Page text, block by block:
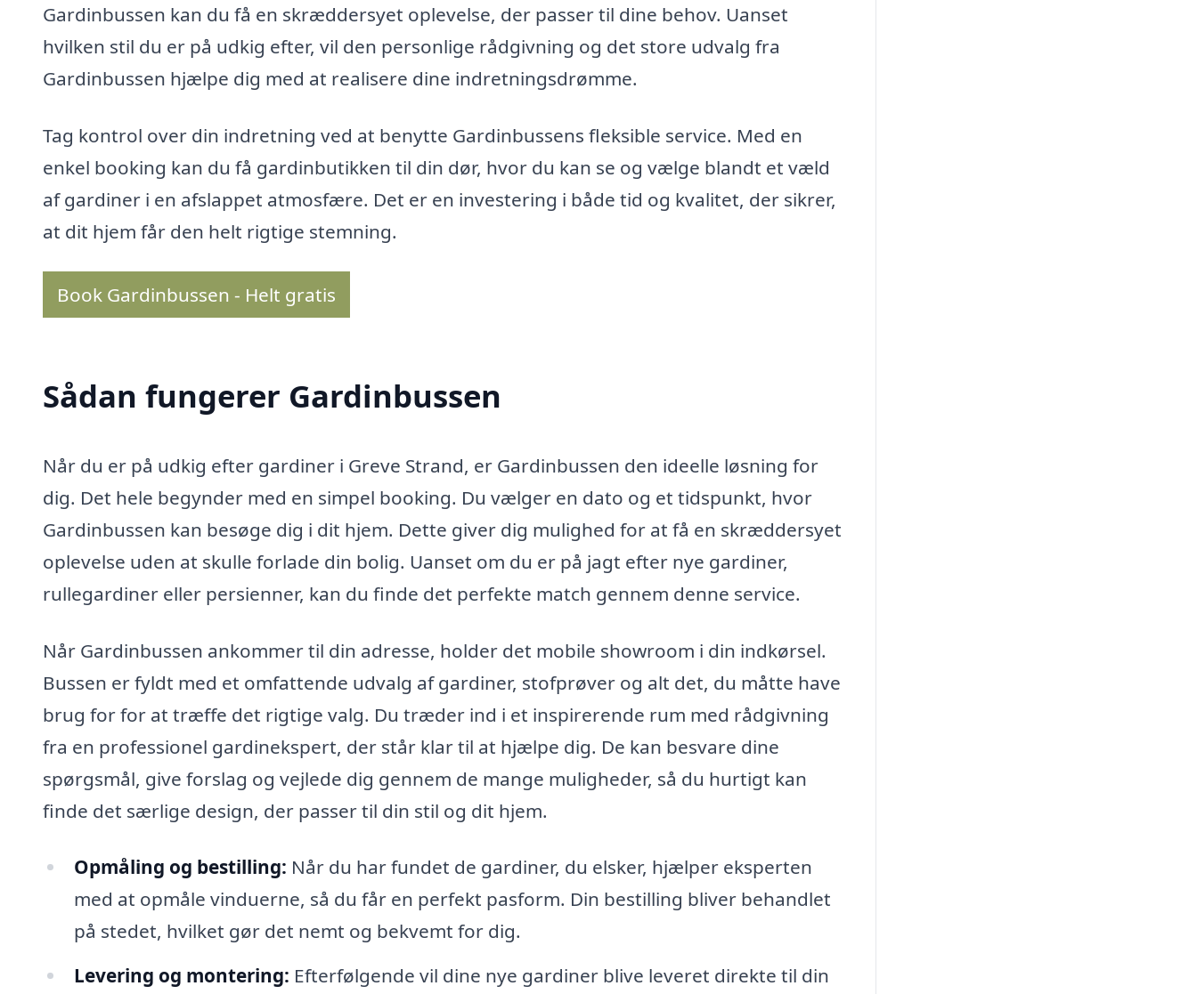
Gardinbussen kan du få en skræddersyet oplevelse, der passer til dine behov. Uanset
hvilken stil du er på udkig efter, vil den personlige rådgivning og det store udvalg fra
Gardinbussen hjælpe dig med at realisere dine indretningsdrømme.
Tag kontrol over din indretning ved at benytte Gardinbussens fleksible service. Med en
enkel booking kan du få gardinbutikken til din dør, hvor du kan se og vælge blandt et væld
af gardiner i en afslappet atmosfære. Det er en investering i både tid og kvalitet, der sikrer,
at dit hjem får den helt rigtige stemning.
Book Gardinbussen - Helt gratis
Sådan fungerer Gardinbussen
Når du er på udkig efter gardiner i Greve Strand, er Gardinbussen den ideelle løsning for
dig. Det hele begynder med en simpel booking. Du vælger en dato og et tidspunkt, hvor
Gardinbussen kan besøge dig i dit hjem. Dette giver dig mulighed for at få en skræddersyet
oplevelse uden at skulle forlade din bolig. Uanset om du er på jagt efter nye gardiner,
rullegardiner eller persienner, kan du finde det perfekte match gennem denne service.
Når Gardinbussen ankommer til din adresse, holder det mobile showroom i din indkørsel.
Bussen er fyldt med et omfattende udvalg af gardiner, stofprøver og alt det, du måtte have
brug for for at træffe det rigtige valg. Du træder ind i et inspirerende rum med rådgivning
fra en professionel gardinekspert, der står klar til at hjælpe dig. De kan besvare dine
spørgsmål, give forslag og vejlede dig gennem de mange muligheder, så du hurtigt kan
finde det særlige design, der passer til din stil og dit hjem.
Opmåling og bestilling: Når du har fundet de gardiner, du elsker, hjælper eksperten
med at opmåle vinduerne, så du får en perfekt pasform. Din bestilling bliver behandlet
på stedet, hvilket gør det nemt og bekvemt for dig.
Levering og montering: Efterfølgende vil dine nye gardiner blive leveret direkte til din